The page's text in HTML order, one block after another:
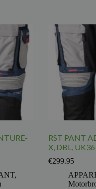
,
RST PANT
X, DBL, UK36
€299.95